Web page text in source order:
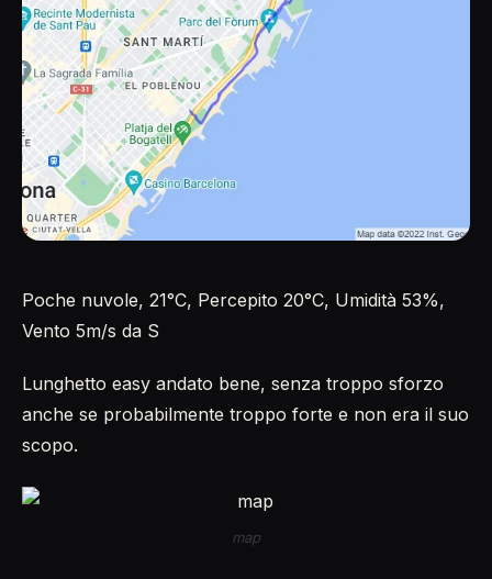
Poche nuvole, 21°C, Percepito 20°C, Umidità 53%,
Vento 5m/s da S
Lunghetto easy andato bene, senza troppo sforzo
anche se probabilmente troppo forte e non era il suo
scopo.
map